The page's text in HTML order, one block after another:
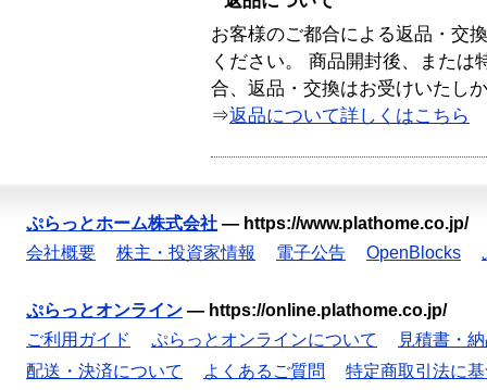
お客様のご都合による返品・交
ください。 商品開封後、または
合、返品・交換はお受けいたし
⇒返品について詳しくはこちら
ぷらっとホーム株式会社 — https://www.plathome.co.jp/
会社概要
株主・投資家情報 電子公告 OpenBlocks
ぷらっとオンライン — https://online.plathome.co.jp/
ご利用ガイド
ぷらっとオンラインについて
見積書・
配送・決済について
よくあるご質問
特定商取引法に